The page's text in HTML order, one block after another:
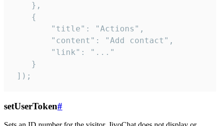
    },
    {
        "title": "Actions",
        "content": "Add contact",
        "link": "..."
    }
]);
setUserToken#